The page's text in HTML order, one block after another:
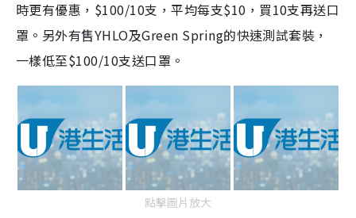
時更有優惠，$100/10支，平均每支$10，買10支再送口
罩。另外有售YHLO及Green Spring的快速測試套裝，
一樣低至$100/10支送口罩。
點擊圖片放大